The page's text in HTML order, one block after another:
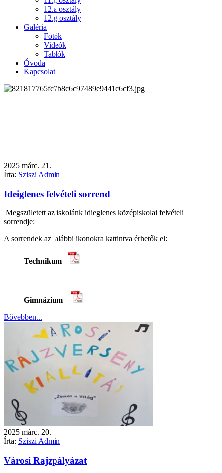
12.a osztály
12.g osztály
Galéria
Fotók
Videók
Tablók
Óvoda
Kapcsolat
2025 márc. 21.
Írta: Sziszi Admin
Ideiglenes felvételi sorrend
Megszületett az iskolánk idieglenes középiskolai felvételi
sorrendje:
A sorrendek az alábbi ikonokra kattintva érhetők el:
Technikum
Gimnázium
Bővebben...
2025 márc. 20.
Írta: Sziszi Admin
Városi Rajzpályázat